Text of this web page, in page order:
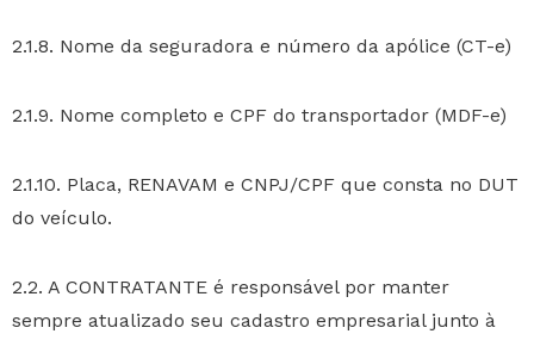
2.1.8. Nome da seguradora e número da apólice (CT-e)
2.1.9. Nome completo e CPF do transportador (MDF-e)
2.1.10. Placa, RENAVAM e CNPJ/CPF que consta no DUT
do veículo.
2.2. A CONTRATANTE é responsável por manter
sempre atualizado seu cadastro empresarial junto à